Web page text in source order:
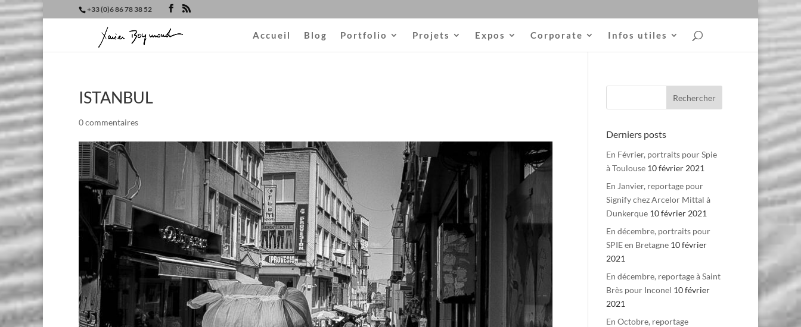
+33 (0)6 86 78 38 52
Accueil Blog Portfolio Projets Expos Corporate Infos utiles
ISTANBUL
0 commentaires
Derniers posts
En Février, portraits pour Spie
à Toulouse 10 février 2021
En Janvier, reportage pour
Signify chez Arcelor Mittal à
Dunkerque 10 février 2021
En décembre, portraits pour
SPIE en Bretagne 10 février
2021
En décembre, reportage à Saint
Brès pour Inconel 10 février
2021
En Octobre, reportage